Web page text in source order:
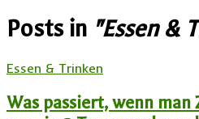
Posts in "Essen &
Essen & Trinken
Was passiert, wenn